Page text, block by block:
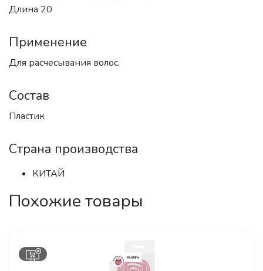
Длина 20
Применение
Для расчесывания волос.
Состав
Пластик
Страна производства
КИТАЙ
Похожие товары